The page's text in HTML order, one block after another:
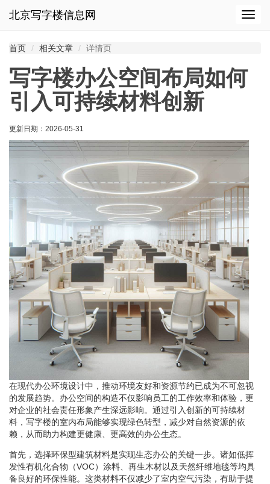
切
北京写字楼信息网
首页 相关文章 详情页
写字楼办公空间布局如何
引入可持续材料创新
更新日期： 2026-05-31
在现代办公环境设计中，推动环境友好和资源节约已成为不可忽视
的发展趋势。办公空间的构造不仅影响员工的工作效率和体验，更
对企业的社会责任形象产生深远影响。通过引入创新的可持续材
料，写字楼的室内布局能够实现绿色转型，减少对自然资源的依
赖，从而助力构建更健康、更高效的办公生态。
首先，选择环保型建筑材料是实现生态办公的关键一步。诸如低挥
发性有机化合物（VOC）涂料、再生木材以及天然纤维地毯等均具
备良好的环保性能。这类材料不仅减少了室内空气污染，有助于提